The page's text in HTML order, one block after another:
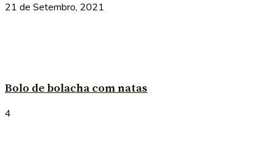
21 de Setembro, 2021
Bolo de bolacha com natas
4